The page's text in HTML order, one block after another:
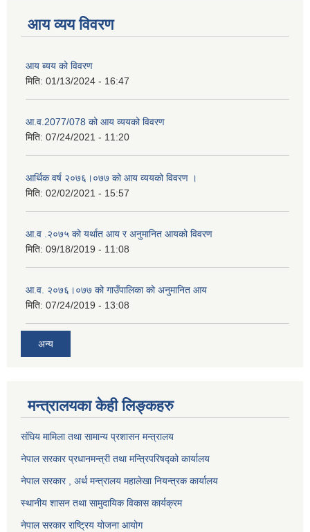
आय व्यय विवरण
आय ब्यय को विवरण
मिति: 01/13/2024 - 16:47
आ.व.2077/078 को आय व्ययको विवरण
मिति: 07/24/2021 - 11:20
आर्थिक वर्ष २०७६।०७७ को आय व्ययको विवरण ।
मिति: 02/02/2021 - 15:57
आ.व .२०७५ को यर्थात आय र अनुमानित आयको विवरण
मिति: 09/18/2019 - 11:08
आ.व. २०७६।०७७ को गाउँपालिका को अनुमानित आय
मिति: 07/24/2019 - 13:08
अन्य
मन्त्रालयका केही लिङ्कहरु
संघिय मामिला तथा सामान्य प्रशासन मन्त्रालय
नेपाल सरकार प्रधानमन्त्री तथा मन्त्रिपरिषद्को कार्यालय
नेपाल सरकार , अर्थ मन्त्रालय महालेखा नियन्त्रक कार्यालय
स्थानीय शासन तथा सामुदायिक विकास कार्यक्रम
नेपाल सरकार राष्ट्रिय योजना आयोग